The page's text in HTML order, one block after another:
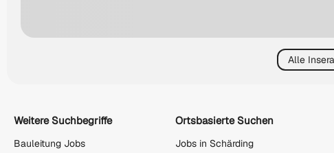
Alle
Weitere Suchbegriffe
Bauleitung Jobs
Ortsbasierte Suchen
Jobs in Schärding